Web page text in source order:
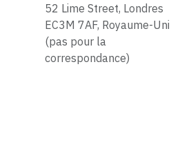
52 Lime Street, Londres
EC3M 7AF, Royaume-Uni
(pas pour la
correspondance)